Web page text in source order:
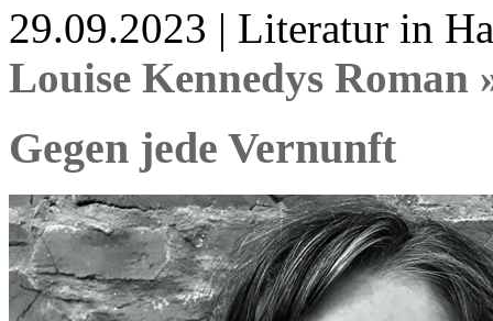
29.09.2023 | Literatur in
Louise Kennedys Roman
Gegen jede Vernunft